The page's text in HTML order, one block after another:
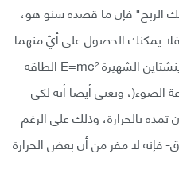
الربح" فإن ما قصده سنو هو،
يمكنك الحصول على أيّ منهما
دون التخلي عن الآخر)وهي معادلة أينشتاين الشهيرة E=mc² الطاقة
الضوء(، وتعني أيضا أنه لكي
بالحرارة، وذلك على الرغم
فإنه لا مفر من أن بعض الحرارة